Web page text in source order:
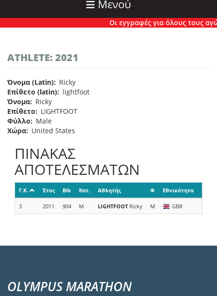
Μενού
Οι εγγραφές για όλους τους
ATHLETE: 2021
Όνομα (Latin)
Ricky
Επίθετο (latin)
lightfoot
Όνομα
Ricky
Επίθετο
LIGHTFOOT
Φύλλο
Male
Χώρα
United States
ΠΙΝΑΚΑΣ
ΑΠΟΤΕΛΕΣΜΑΤΩΝ
Γ.Κ. Έτος Bib Κατ. Αθλητής Φ Εθνικότητα
3 2011 904 M LIGHTFOOTRicky M GBR
OLYMPUS MARATHON